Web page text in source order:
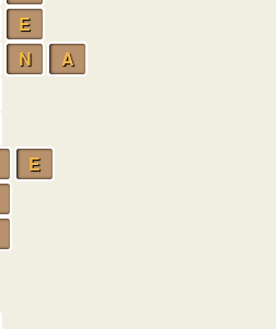
E
N
A
E